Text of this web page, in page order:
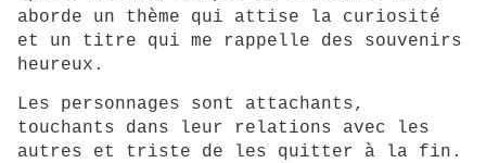
aborde un thème qui attise la curiosité
et un titre qui me rappelle des souvenirs
heureux.
Les personnages sont attachants,
touchants dans leur relations avec les
autres et triste de les quitter à la fin.